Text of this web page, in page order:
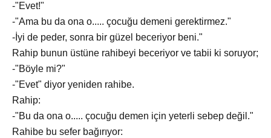
-"Evet!"
-"Ama bu da ona o..... çocuğu demeni gerektirmez."
-İyi de peder, sonra bir güzel beceriyor beni."
Rahip bunun üstüne rahibeyi beceriyor ve tabii ki soruyor;
-"Böyle mi?"
-"Evet" diyor yeniden rahibe.
Rahip:
-"Bu da ona o..... çocuğu demen için yeterli sebep değil."
Rahibe bu sefer bağırıyor: